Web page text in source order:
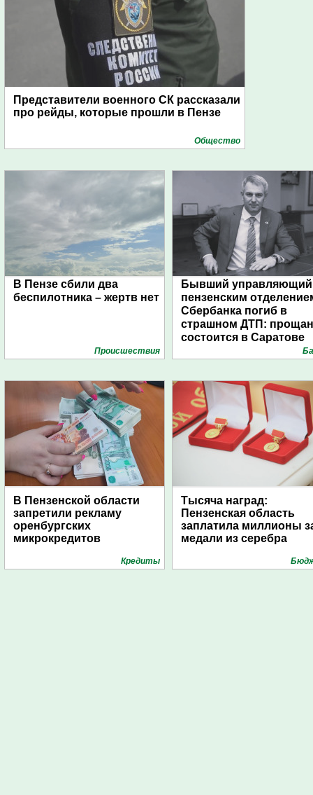
Представители военного СК рассказали
про рейды, которые прошли в Пензе
Общество
В Пензе сбили два
беспилотника – жертв нет
Проиcшествия
Бывший управляющий
пензенским
Сбербанка погиб в
страшном ДТП:
состоится в Саратове
В Пензенской области
запретили рекламу
оренбургских
микрокредитов
Кредиты
Тысяча наград:
Пензенская область
заплатила миллионы
медали из серебра